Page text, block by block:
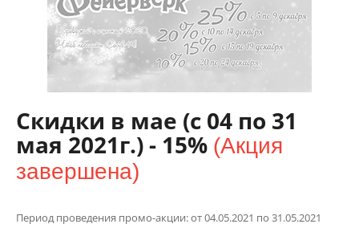
Скидки в мае (с 04 по 31
мая 2021г.) - 15% (Акция
завершена)
Период проведения промо-акции: от 04.05.2021 по 31.05.2021